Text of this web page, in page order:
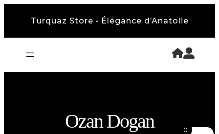
Turquaz Store • Élégance d’Anatolie
Ozan Dogan 0